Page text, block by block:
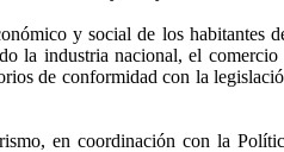
y social de los habitantes
la industria nacional, el comercio
de conformidad con la
en coordinación con la